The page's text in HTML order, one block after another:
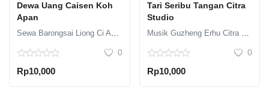
Dewa Uang Caisen Koh
Apan
Sewa Barongsai Liong Ci Aguan
0
Rp10,000
Tari Seribu Tangan Citra
Studio
Musik Guzheng Erhu Citra Studio
0
Rp10,000